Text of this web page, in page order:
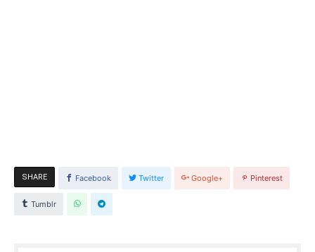
SHARE Facebook Twitter Google+ Pinterest
Tumblr